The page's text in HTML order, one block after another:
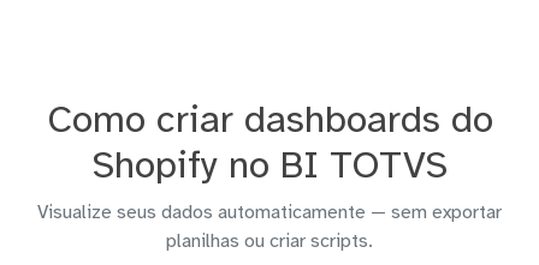
Como criar dashboards do
Shopify no BI TOTVS
Visualize seus dados automaticamente — sem exportar
planilhas ou criar scripts.